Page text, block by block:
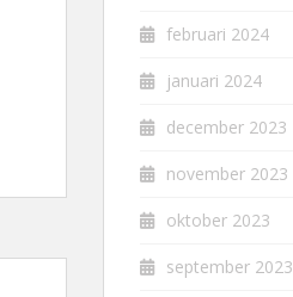
februari 2024
januari 2024
december 2023
november 2023
oktober 2023
september 2023